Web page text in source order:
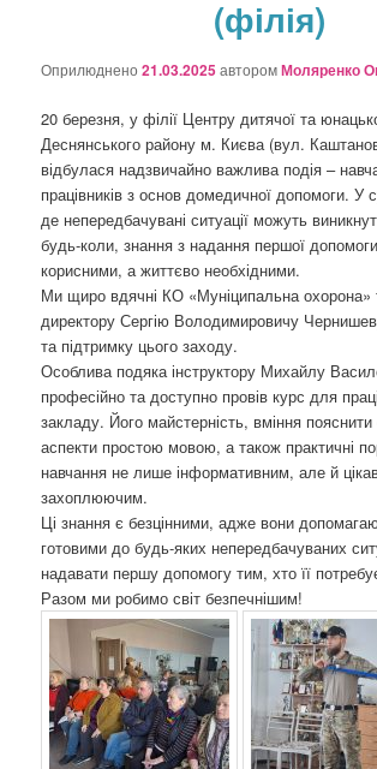
з
п
х
(філія)
Оприлюднено21.03.2025 авторомМоляренко
20 березня, у філії Центру дитячої та
Деснянського району м. Києва (вул.
відбулася надзвичайно важлива подія –
працівників з основ домедичної допомоги. У
де непередбачувані ситуації можуть
будь-коли, знання з надання першої
корисними, а життєво необхідними.
Ми щиро вдячні КО «Муніципальна охорона»
директору Сергію Володимировичу
та підтримку цього заходу.
Особлива подяка інструктору Михайлу
професійно та доступно провів курс для
закладу. Його майстерність, вміння пояснити
аспекти простою мовою, а також практичні
навчання не лише інформативним, але й
захоплюючим.
Ці знання є безцінними, адже вони
готовими до будь-яких непередбачуваних
надавати першу допомогу тим, хто її
Разом ми робимо світ безпечнішим!